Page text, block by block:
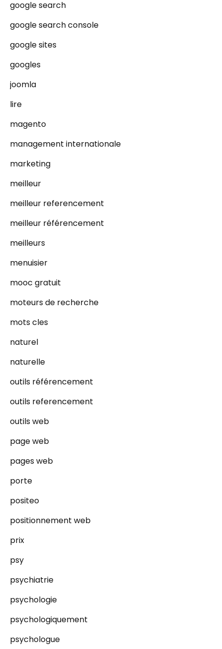
google search
google search console
google sites
googles
joomla
lire
magento
management internationale
marketing
meilleur
meilleur referencement
meilleur référencement
meilleurs
menuisier
mooc gratuit
moteurs de recherche
mots cles
naturel
naturelle
outils référencement
outils referencement
outils web
page web
pages web
porte
positeo
positionnement web
prix
psy
psychiatrie
psychologie
psychologiquement
psychologue